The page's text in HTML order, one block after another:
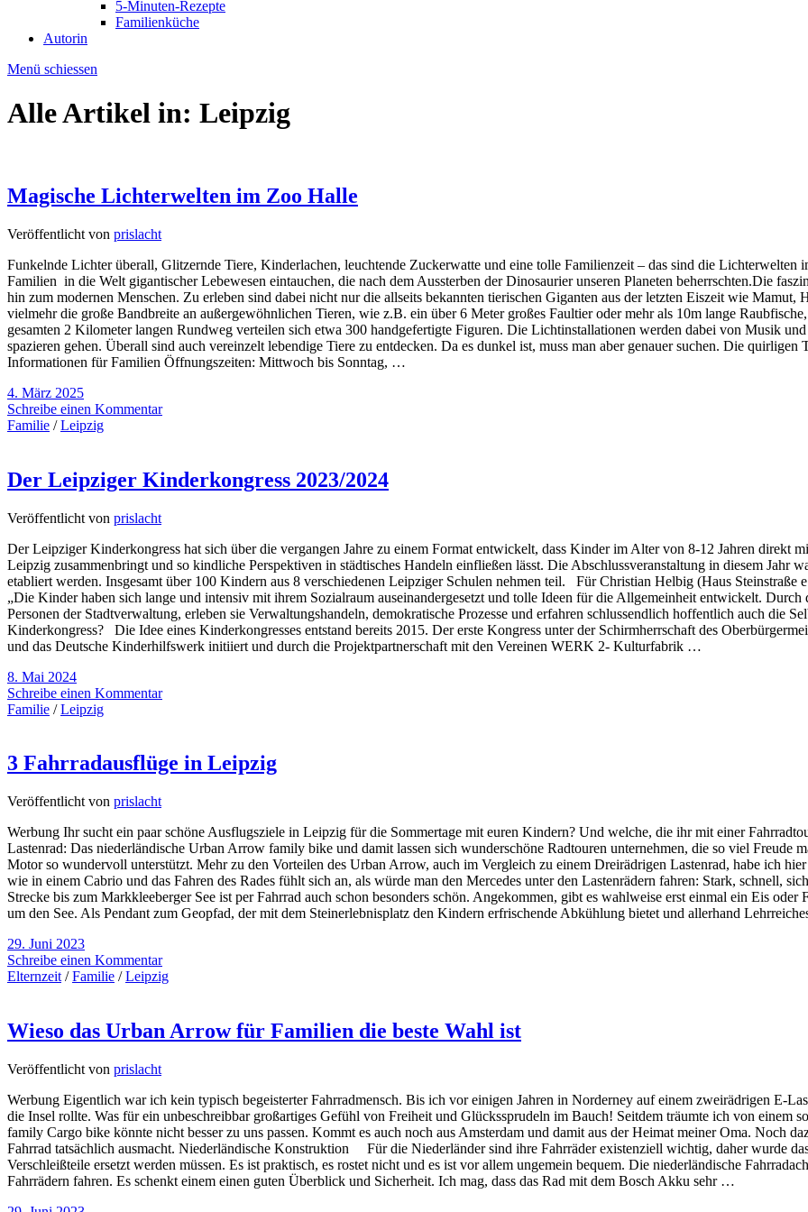
5-Minuten-Rezepte
Familienküche
Autorin
Menü schiessen
Alle Artikel in: Leipzig
Magische Lichterwelten im Zoo Halle
Veröffentlicht von prislacht
Funkelnde Lichter überall, Glitzernde Tiere, Kinderlachen, leuchtende Zuckerwatte und eine tolle Familienzeit – das sind die
Familien in die Welt gigantischer Lebewesen eintauchen, die nach dem Aussterben der Dinosaurier unseren Planeten beherrschten.Die
hin zum modernen Menschen. Zu erleben sind dabei nicht nur die allseits bekannten tierischen Giganten aus der letzten Eiszeit wie
vielmehr die große Bandbreite an außergewöhnlichen Tieren, wie z.B. ein über 6 Meter großes Faultier oder mehr als 10m lange
gesamten 2 Kilometer langen Rundweg verteilen sich etwa 300 handgefertigte Figuren. Die Lichtinstallationen werden dabei von Musik
spazieren gehen. Überall sind auch vereinzelt lebendige Tiere zu entdecken. Da es dunkel ist, muss man aber genauer suchen. Die
Informationen für Familien Öffnungszeiten: Mittwoch bis Sonntag, …
4. März 2025
Schreibe einen Kommentar
Familie /Leipzig
Der Leipziger Kinderkongress 2023/2024
Veröffentlicht von prislacht
Der Leipziger Kinderkongress hat sich über die vergangen Jahre zu einem Format entwickelt, dass Kinder im Alter von 8-12 Jahren direkt
Leipzig zusammenbringt und so kindliche Perspektiven in städtisches Handeln einfließen lässt. Die Abschlussveranstaltung in diesem Jahr
etabliert werden. Insgesamt über 100 Kindern aus 8 verschiedenen Leipziger Schulen nehmen teil. Für Christian Helbig (Haus Steinstraße
„Die Kinder haben sich lange und intensiv mit ihrem Sozialraum auseinandergesetzt und tolle Ideen für die Allgemeinheit entwickelt.
Personen der Stadtverwaltung, erleben sie Verwaltungshandeln, demokratische Prozesse und erfahren schlussendlich hoffentlich auch die
Kinderkongress? Die Idee eines Kinderkongresses entstand bereits 2015. Der erste Kongress unter der Schirmherrschaft des
und das Deutsche Kinderhilfswerk initiiert und durch die Projektpartnerschaft mit den Vereinen WERK 2- Kulturfabrik …
8. Mai 2024
Schreibe einen Kommentar
Familie /Leipzig
3 Fahrradausflüge in Leipzig
Veröffentlicht von prislacht
Werbung Ihr sucht ein paar schöne Ausflugsziele in Leipzig für die Sommertage mit euren Kindern? Und welche, die ihr mit einer
Lastenrad: Das niederländische Urban Arrow family bike und damit lassen sich wunderschöne Radtouren unternehmen, die so viel Freude
Motor so wundervoll unterstützt. Mehr zu den Vorteilen des Urban Arrow, auch im Vergleich zu einem Dreirädrigen Lastenrad, habe ich
wie in einem Cabrio und das Fahren des Rades fühlt sich an, als würde man den Mercedes unter den Lastenrädern fahren: Stark,
Strecke bis zum Markkleeberger See ist per Fahrrad auch schon besonders schön. Angekommen, gibt es wahlweise erst einmal ein Eis
um den See. Als Pendant zum Geopfad, der mit dem Steinerlebnisplatz den Kindern erfrischende Abkühlung bietet und allerhand
29. Juni 2023
Schreibe einen Kommentar
Elternzeit /Familie /Leipzig
Wieso das Urban Arrow für Familien die beste Wahl ist
Veröffentlicht von prislacht
Werbung Eigentlich war ich kein typisch begeisterter Fahrradmensch. Bis ich vor einigen Jahren in Norderney auf einem zweirädrigen E-
die Insel rollte. Was für ein unbeschreibbar großartiges Gefühl von Freiheit und Glückssprudeln im Bauch! Seitdem träumte ich von einem
family Cargo bike könnte nicht besser zu uns passen. Kommt es auch noch aus Amsterdam und damit aus der Heimat meiner Oma. Noch
Fahrrad tatsächlich ausmacht. Niederländische Konstruktion Für die Niederländer sind ihre Fahrräder existenziell wichtig, daher wurde
Verschleißteile ersetzt werden müssen. Es ist praktisch, es rostet nicht und es ist vor allem ungemein bequem. Die niederländische
Fahrrädern fahren. Es schenkt einem einen guten Überblick und Sicherheit. Ich mag, dass das Rad mit dem Bosch Akku sehr …